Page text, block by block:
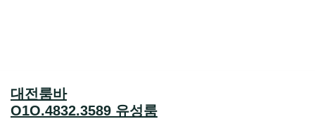
대전룸바
O1O.4832.3589 유성룸